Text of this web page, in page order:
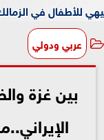
الزمالك بالتعاون
عربي ودولي
بين غزة